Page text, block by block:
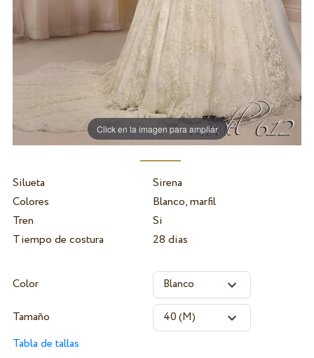
Click en la imagen para ampliar
Silueta
Sirena
Colores
Blanco, marfil
Tren
Si
Tiempo de costura
28 dias
Color
Tamaño
Tabla de tallas